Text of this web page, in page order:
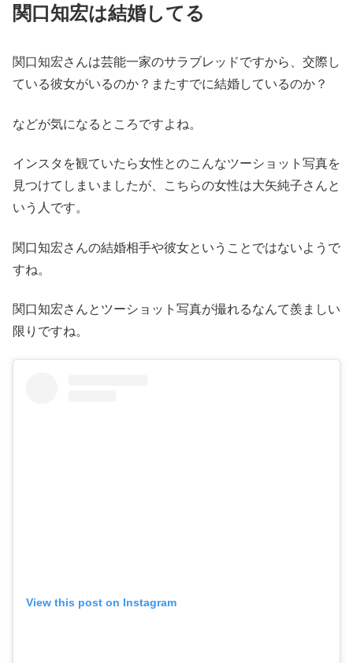
関口知宏は結婚してる
関口知宏さんは芸能一家のサラブレッドですから、交際し
ている彼女がいるのか？またすでに結婚しているのか？
などが気になるところですよね。
インスタを観ていたら女性とのこんなツーショット写真を
見つけてしまいましたが、こちらの女性は大矢純子さんと
いう人です。
関口知宏さんの結婚相手や彼女ということではないようで
すね。
関口知宏さんとツーショット写真が撮れるなんて羨ましい
限りですね。
View this post on Instagram